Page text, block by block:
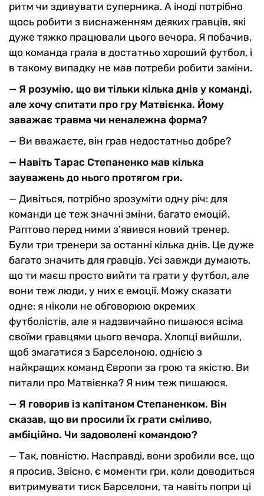
ритм чи здивувати суперника. А іноді потрібно
щось робити з виснаженням деяких гравців, які
дуже тяжко працювали цього вечора. Я побачив,
що команда грала в достатньо хороший футбол, і
в такому випадку не мав потреби робити заміни.
— Я розумію, що ви тільки кілька днів у команді,
але хочу спитати про гру Матвієнка. Йому
заважає травма чи неналежна форма?
— Ви вважаєте, він грав недостатньо добре?
— Навіть Тарас Степаненко мав кілька
зауважень до нього протягом гри.
— Дивіться, потрібно зрозуміти одну річ: для
команди це теж значні зміни, багато емоцій.
Раптово перед ними з’явився новий тренер.
Були три тренери за останні кілька днів. Це дуже
багато значить для гравців. Усі завжди думають,
що ти маєш просто вийти та грати у футбол, але
вони теж люди, у них є емоції. Можу сказати
одне: я ніколи не обговорюю окремих
футболістів, але я надзвичайно пишаюся всіма
своїми гравцями цього вечора. Хлопці вийшли,
щоб змагатися з Барселоною, однією з
найкращих команд Європи за грою та якістю. Ви
питали про Матвієнка? Я ним теж пишаюся.
— Я говорив із капітаном Степаненком. Він
сказав, що ви просили їх грати сміливо,
амбіційно. Чи задоволені командою?
— Так, повністю. Насправді, вони зробили все, що
я просив. Звісно, є моменти гри, коли доводиться
витримувати тиск Барселони, та навіть попри ці